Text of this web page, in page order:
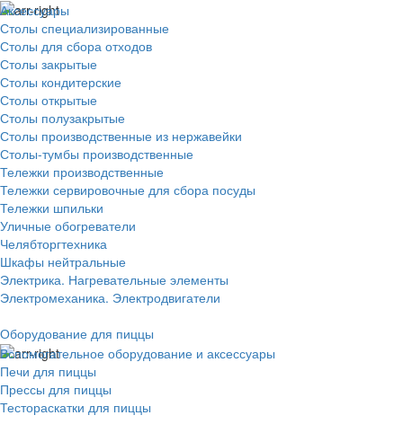
Аксессуары
Столы специализированные
Столы для сбора отходов
Столы закрытые
Столы кондитерские
Столы открытые
Столы полузакрытые
Столы производственные из нержавейки
Столы-тумбы производственные
Тележки производственные
Тележки сервировочные для сбора посуды
Тележки шпильки
Уличные обогреватели
Челябторгтехника
Шкафы нейтральные
Электрика. Нагревательные элементы
Электромеханика. Электродвигатели
Оборудование для пиццы
Вспомогательное оборудование и аксессуары
Печи для пиццы
Прессы для пиццы
Тестораскатки для пиццы